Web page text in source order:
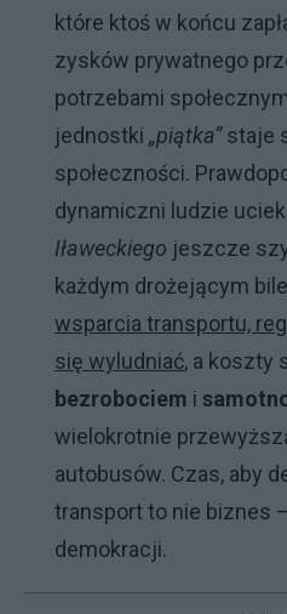
które ktoś w końcu
zysków prywatnego
potrzebami
jednostki „piątka”staje
społeczności.
dynamiczni ludzie
Iławeckiego jeszcze
każdym drożejącym
wsparcia transportu,
się wyludniać, a koszty
bezrobociem i
wielokrotnie
autobusów. Czas, aby
transport to nie biznes
demokracji.